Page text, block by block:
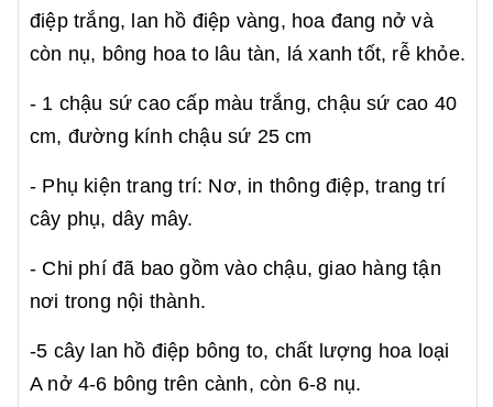
điệp trắng, lan hồ điệp vàng, hoa đang nở và
còn nụ, bông hoa to lâu tàn, lá xanh tốt, rễ khỏe.
- 1 chậu sứ cao cấp màu trắng, chậu sứ cao 40
cm, đường kính chậu sứ 25 cm
- Phụ kiện trang trí: Nơ, in thông điệp, trang trí
cây phụ, dây mây.
- Chi phí đã bao gồm vào chậu, giao hàng tận
nơi trong nội thành.
-5 cây lan hồ điệp bông to, chất lượng hoa loại
A nở 4-6 bông trên cành, còn 6-8 nụ.